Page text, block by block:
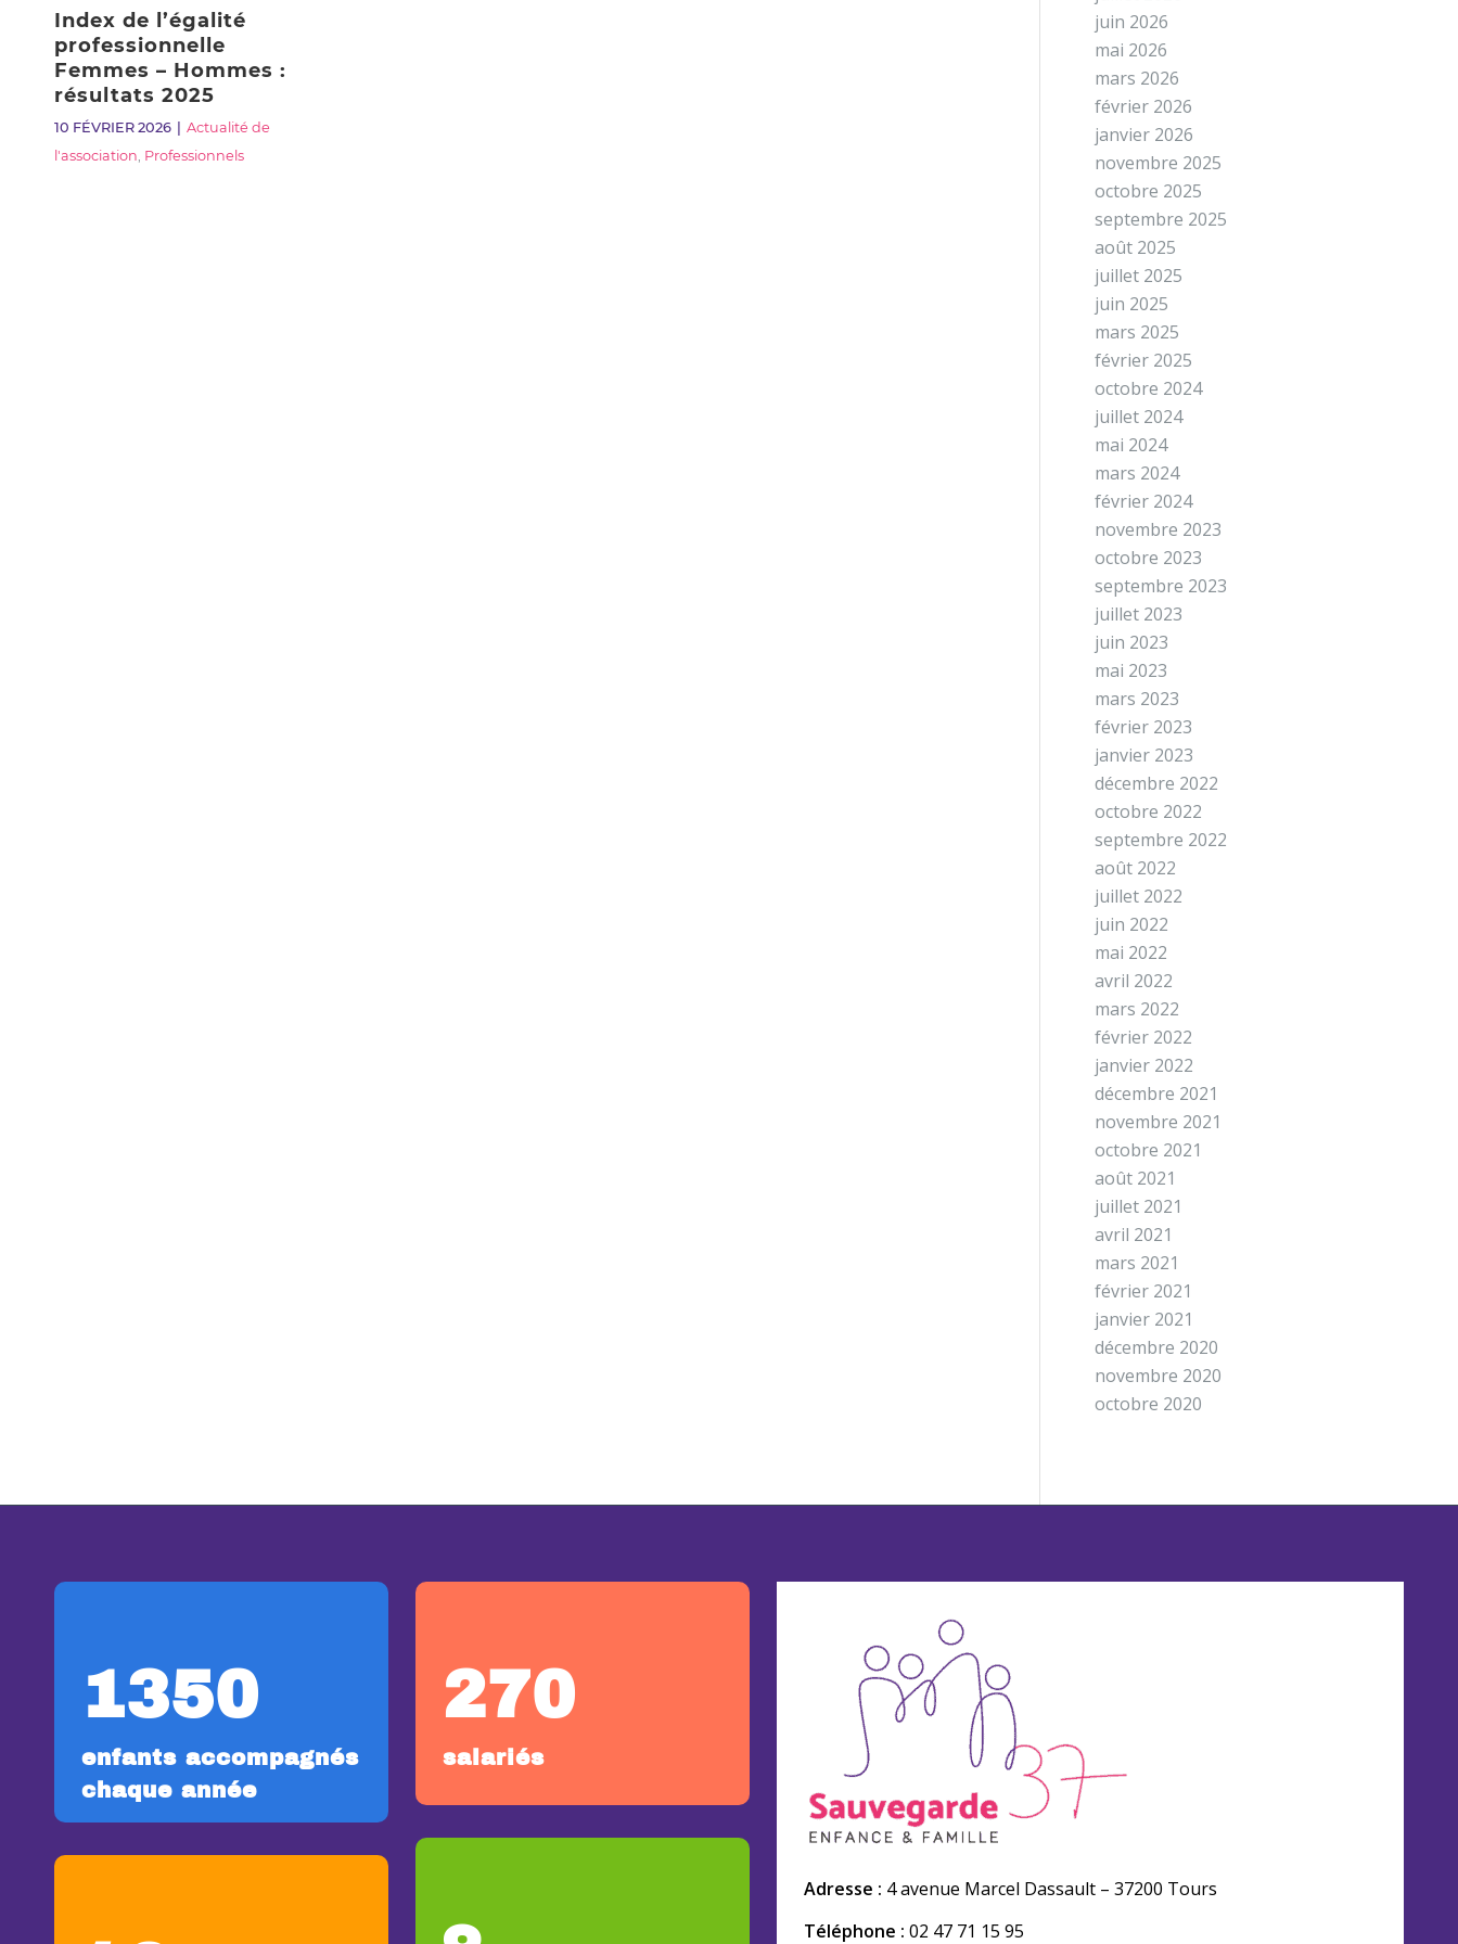
Index de l’égalité
professionnelle
Femmes – Hommes :
résultats 2025
10 FÉVRIER 2026
Actualité de
l'association, Professionnels
juin 2026
mai 2026
mars 2026
février 2026
janvier 2026
novembre 2025
octobre 2025
septembre 2025
août 2025
juillet 2025
juin 2025
mars 2025
février 2025
octobre 2024
juillet 2024
mai 2024
mars 2024
février 2024
novembre 2023
octobre 2023
septembre 2023
juillet 2023
juin 2023
mai 2023
mars 2023
février 2023
janvier 2023
décembre 2022
octobre 2022
septembre 2022
août 2022
juillet 2022
juin 2022
mai 2022
avril 2022
mars 2022
février 2022
janvier 2022
décembre 2021
novembre 2021
octobre 2021
août 2021
juillet 2021
avril 2021
mars 2021
février 2021
janvier 2021
décembre 2020
novembre 2020
octobre 2020
1350
enfants accompagnés
chaque année
270
salariés
Adresse : 4 avenue Marcel Dassault – 37200 Tours
Téléphone : 02 47 71 15 95